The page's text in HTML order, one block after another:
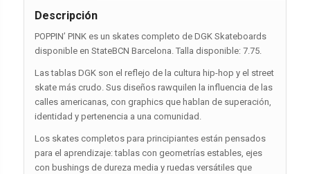
Descripción
POPPIN’ PINK es un skates completo de DGK Skateboards
disponible en StateBCN Barcelona. Talla disponible: 7.75.
Las tablas DGK son el reflejo de la cultura hip-hop y el street
skate más crudo. Sus diseños rawquilen la influencia de las
calles americanas, con graphics que hablan de superación,
identidad y pertenencia a una comunidad.
Los skates completos para principiantes están pensados
para el aprendizaje: tablas con geometrías estables, ejes
con bushings de dureza media y ruedas versátiles que